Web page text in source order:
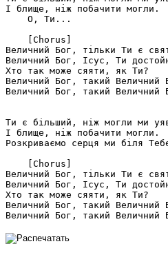
І блище, ніж побачити могли.
    О, Ти...
    [Chorus]
Величний Бог, тільки Ти є
Величний Бог, Ісус, Ти
Хто так може сяяти, як Ти?
Величний Бог, такий Величний
Величний Бог, такий Величний
Ти є більший, ніж могли ми
І блище, ніж побачити могли.
Розкриваємо серця ми біля
    [Chorus]
Величний Бог, тільки Ти є
Величний Бог, Ісус, Ти
Хто так може сяяти, як Ти?
Величний Бог, такий Величний